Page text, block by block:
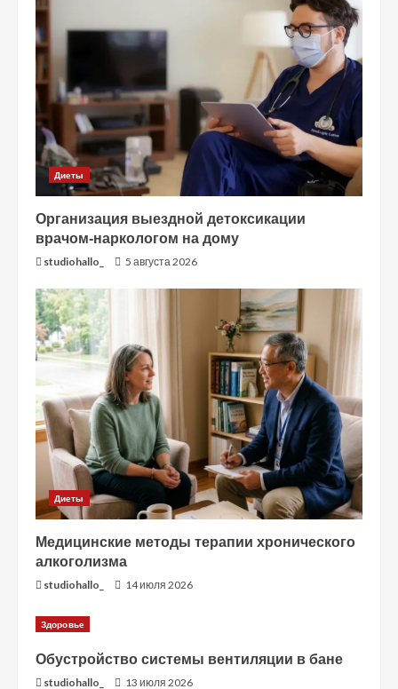
Диеты
Организация выездной детоксикации
врачом-наркологом на дому
studiohallo_ 5 августа 2026
Диеты
Медицинские методы терапии хронического
алкоголизма
studiohallo_ 14 июля 2026
Здоровье
Обустройство системы вентиляции в бане
studiohallo_ 13 июля 2026